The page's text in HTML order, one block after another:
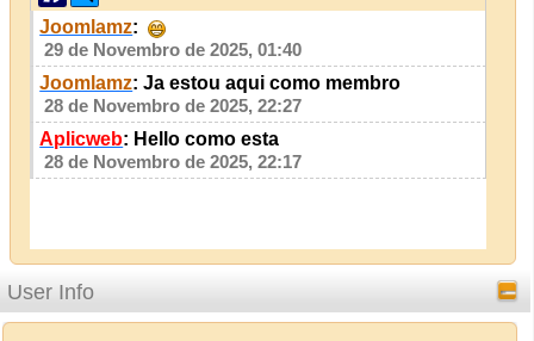
Joomlamz:
29 de Novembro de 2025, 01:40
Joomlamz: Ja estou aqui como membro
28 de Novembro de 2025, 22:27
Aplicweb: Hello como esta
28 de Novembro de 2025, 22:17
User Info